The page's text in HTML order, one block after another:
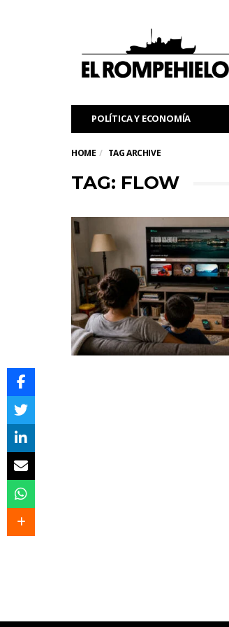
POLÍTICA Y ECONOMÍA
HOME TAG ARCHIVE
TAG: FLOW